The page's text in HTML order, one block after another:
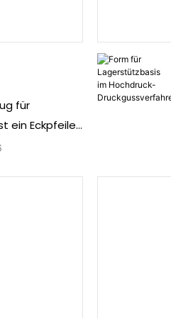
für
ein Eckpfeiler
ermöglicht